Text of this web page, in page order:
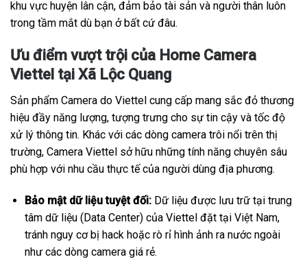
khu vực huyện lân cận, đảm bảo tài sản và người thân luôn
trong tầm mắt dù bạn ở bất cứ đâu.
Ưu điểm vượt trội của Home Camera
Viettel tại Xã Lộc Quang
Sản phẩm Camera do Viettel cung cấp mang sắc đỏ thương
hiệu đầy năng lượng, tượng trưng cho sự tin cậy và tốc độ
xử lý thông tin. Khác với các dòng camera trôi nổi trên thị
trường, Camera Viettel sở hữu những tính năng chuyên sâu
phù hợp với nhu cầu thực tế của người dùng địa phương.
Bảo mật dữ liệu tuyệt đối:Dữ liệu được lưu trữ tại trung
tâm dữ liệu (Data Center) của Viettel đặt tại Việt Nam,
tránh nguy cơ bị hack hoặc rò rỉ hình ảnh ra nước ngoài
như các dòng camera giá rẻ.